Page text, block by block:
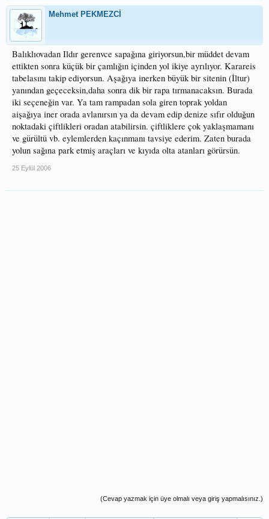
Mehmet PEKMEZCİ
Balıklıovadan Ildır gerenvce sapağına giriyorsun,bir müddet devam
ettikten sonra küçük bir çamlığın içinden yol ikiye ayrılıyor. Karareis
tabelasını takip ediyorsun. Aşağıya inerken büyük bir sitenin (İltur)
yanından geçeceksin,daha sonra dik bir rapa tırmanacaksın. Burada
iki seçeneğin var. Ya tam rampadan sola giren toprak yoldan
aişağıya iner orada avlanırsın ya da devam edip denize sıfır olduğun
noktadaki çiftlikleri oradan atabilirsin. çiftliklere çok yaklaşmamanı
ve gürültü vb. eylemlerden kaçınmanı tavsiye ederim. Zaten burada
yolun sağına park etmiş araçları ve kıyıda olta atanları görürsün.
25 Eylül 2006
(Cevap yazmak için üye olmalı veya giriş yapmalısınız.)